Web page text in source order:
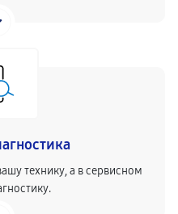
технику, а в сервисном